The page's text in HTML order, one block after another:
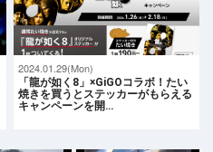
2024.01.29(Mon)
「龍が如く8」×GiGOコラボ！たい
焼きを買うとステッカーがもらえる
キャンペーンを開…